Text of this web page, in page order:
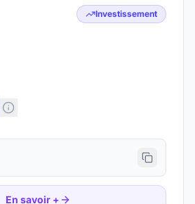
Investissement
En savoir +